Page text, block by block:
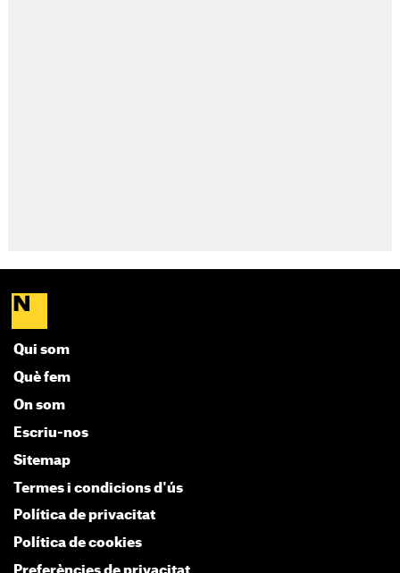
Qui som
Què fem
On som
Escriu-nos
Sitemap
Termes i condicions d'ús
Política de privacitat
Política de cookies